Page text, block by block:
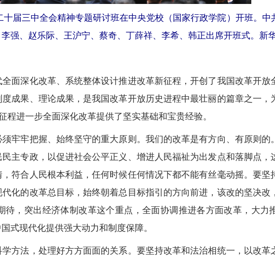
届三中全会精神专题研讨班在中央党校（国家行政学院）开班。中
强、赵乐际、王沪宁、蔡奇、丁薛祥、李希、韩正出席开班式。新
深化改革、系统整体设计推进改革新征程，开创了我国改革开放
成果、理论成果，是我国改革开放历史进程中最壮丽的篇章之一，
程进一步全面深化改革提供了坚实基础和宝贵经验。
牢把握、始终坚守的重大原则。我们的改革是有方向、有原则的
主专政，以促进社会公平正义、增进人民福祉为出发点和落脚点，
符合人民根本利益，任何时候任何情况下都不能有丝毫动摇。要坚
化的改革总目标，始终朝着总目标指引的方向前进，该改的坚决改
，突出经济体制改革这个重点，全面协调推进各方面改革，大力
式现代化提供强大动力和制度保障。
法，处理好方方面面的关系。要坚持改革和法治相统一，以改革